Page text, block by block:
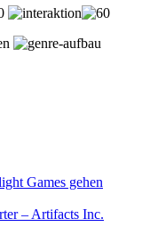
Games gehen
– Artifacts Inc.